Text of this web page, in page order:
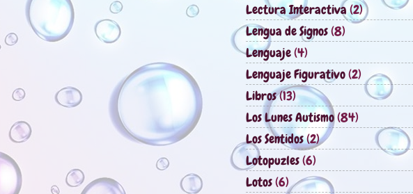
Lectura Interactiva (2)
Lengua de Signos(8)
Lenguaje(4)
Lenguaje Figurativo(2)
Libros(13)
Los Lunes Autismo(84)
Los Sentidos(2)
Lotopuzles(6)
Lotos(6)